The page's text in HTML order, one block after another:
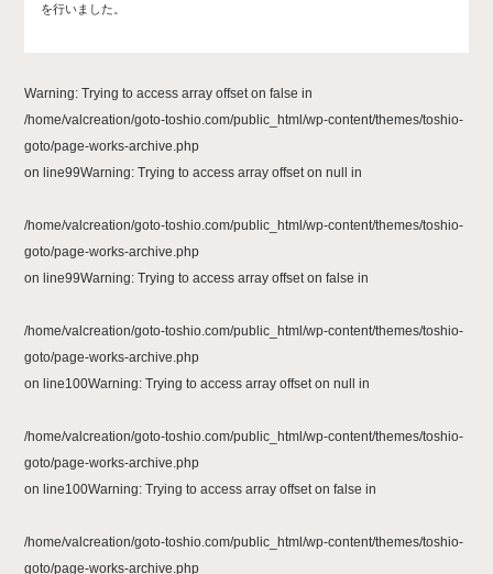
を行いました。
Warning: Trying to access array offset on false in
/home/valcreation/goto-toshio.com/public_html/wp-content/themes/toshio-
goto/page-works-archive.php
on line99Warning: Trying to access array offset on null in
/home/valcreation/goto-toshio.com/public_html/wp-content/themes/toshio-
goto/page-works-archive.php
on line99Warning: Trying to access array offset on false in
/home/valcreation/goto-toshio.com/public_html/wp-content/themes/toshio-
goto/page-works-archive.php
on line100Warning: Trying to access array offset on null in
/home/valcreation/goto-toshio.com/public_html/wp-content/themes/toshio-
goto/page-works-archive.php
on line100Warning: Trying to access array offset on false in
/home/valcreation/goto-toshio.com/public_html/wp-content/themes/toshio-
goto/page-works-archive.php